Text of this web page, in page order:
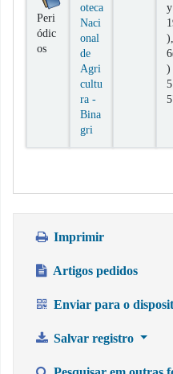
Peri
ódic
os
oteca
Naci
onal
de
Agri
cultu
ra -
Bina
gri
y
)
Imprimir
Artigos pedidos
Enviar para o
Salvar registro